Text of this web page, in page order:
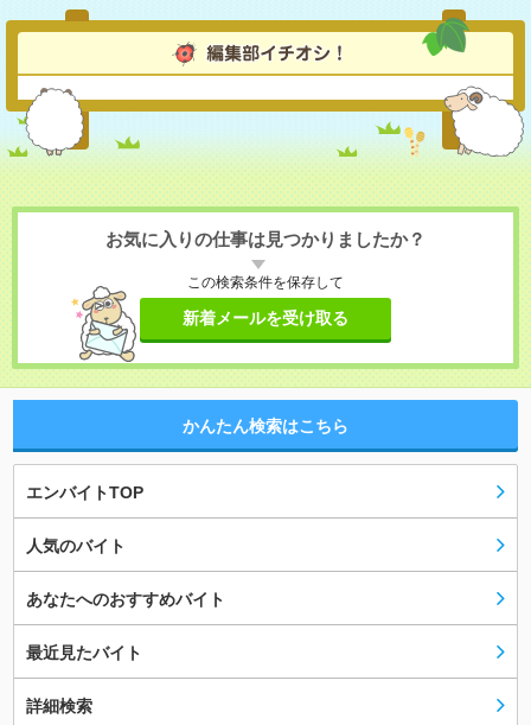
お気に入りの仕事は見つかりましたか？
この検索条件を保存して
新着メールを受け取る
かんたん検索はこちら
エンバイトTOP
人気のバイト
あなたへのおすすめバイト
最近見たバイト
詳細検索